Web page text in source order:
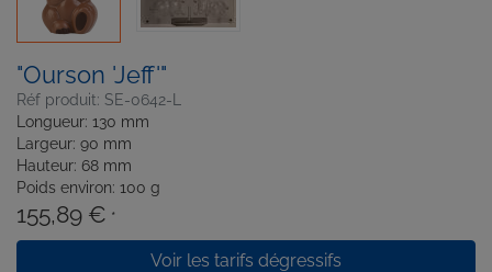
"Ourson 'Jeff'"
Réf produit: SE-0642-L
Longueur: 130 mm
Largeur: 90 mm
Hauteur: 68 mm
Poids environ: 100 g
155,89 € *
Voir les tarifs dégressifs